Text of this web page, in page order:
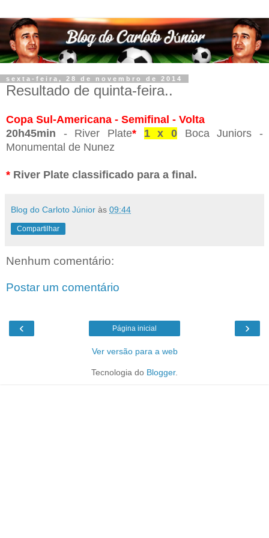
sexta-feira, 28 de novembro de 2014
Resultado de quinta-feira..
Copa Sul-Americana - Semifinal - Volta
20h45min - River Plate* 1 x 0 Boca Juniors -
Monumental de Nunez
* River Plate classificado para a final.
Blog do Carloto Júnior às 09:44
Compartilhar
Nenhum comentário:
Postar um comentário
‹ ›
Página inicial
Ver versão para a web
Tecnologia do Blogger.